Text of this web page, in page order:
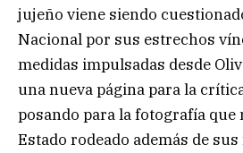
jujeño viene siendo
Nacional por sus estrechos
medidas impulsadas desde
una nueva página para la
posando para la fotografía que
Estado rodeado además de